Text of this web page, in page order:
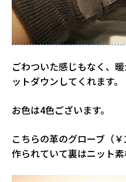
ごわついた感じもなく、
ットダウンしてくれます。
お色は4色ございます。
こちらの革のグローブ（
作られていて裏はニット素